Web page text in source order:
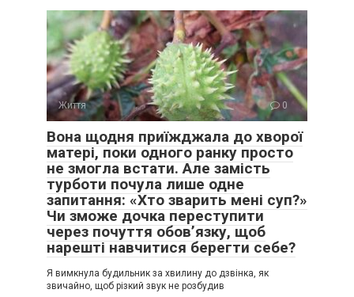
Життя 0
Вона щодня приїжджала до хворої
матері, поки одного ранку просто
не змогла встати. Але замість
турботи почула лише одне
запитання: «Хто зварить мені суп?»
Чи зможе дочка переступити
через почуття обов’язку, щоб
нарешті навчитися берегти себе?
Я вимкнула будильник за хвилину до дзвінка, як
звичайно, щоб різкий звук не розбудив